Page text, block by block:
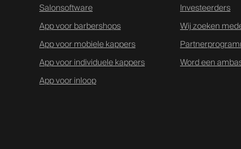
Salonsoftware
App voor barbershops
App voor mobiele kappers
App voor individuele kappers
App voor inloop
Investeerders
Wij zoeken
Word een